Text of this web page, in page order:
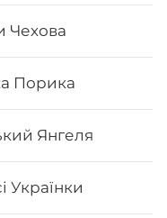
Чехова
Порика
Янгеля
Українки
лосось сирий,